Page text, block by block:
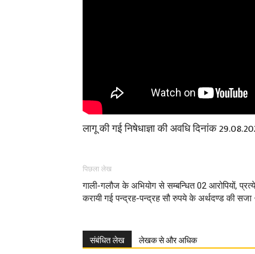
लागू की गई निषेधाज्ञा की अवधि दिनांक
पिछला लेख
गाली-गलौज के अभियोग से सम्बन्धित 02 आरोपियों,
करायी गई पन्द्रह-पन्द्रह सौ रुपये के अर्थदण्ड की
संबंधित लेख लेखक से और अधिक